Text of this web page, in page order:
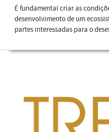
É fundamental criar as
desenvolvimento de um
partes interessadas para o